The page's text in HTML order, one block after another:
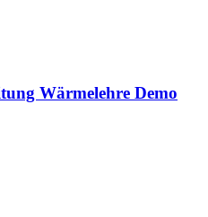
Wärmelehre Demo